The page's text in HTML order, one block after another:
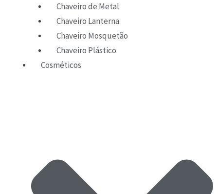
Chaveiro de Metal
Chaveiro Lanterna
Chaveiro Mosquetão
Chaveiro Plástico
Cosméticos